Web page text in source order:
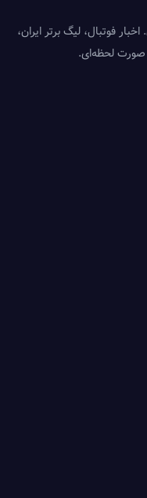
فوتبال، لیگ برتر ایران،
صورت لحظه‌ای.